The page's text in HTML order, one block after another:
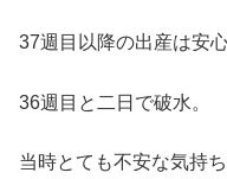
37週目以降の出産は安
36週目と二日で破水。
当時とても不安な気持